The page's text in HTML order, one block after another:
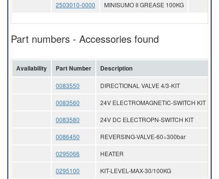
2503010-0000 MINISUMO II GREASE 100KG
Part numbers - Accessories found
Availability Part Number Description
0083550 DIRECTIONAL VALVE 4/3-KIT
0083560 24V ELECTROMAGNETIC-SWITCH KIT
0083580 24V DC ELECTROPN-SWITCH KIT
0086450 REVERSING-VALVE-60÷300bar
0295066 HEATER
0295100 KIT-LEVEL-MAX-30/100KG